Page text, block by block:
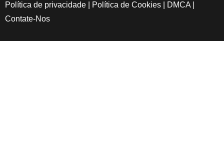
Política de privacidade
Política de Cookies DMCA
Contate-Nos